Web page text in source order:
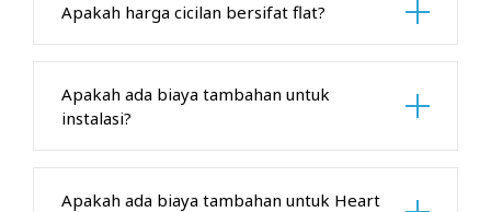
Apakah harga cicilan bersifat flat?
Apakah ada biaya tambahan untuk
instalasi?
Apakah ada biaya tambahan untuk Heart